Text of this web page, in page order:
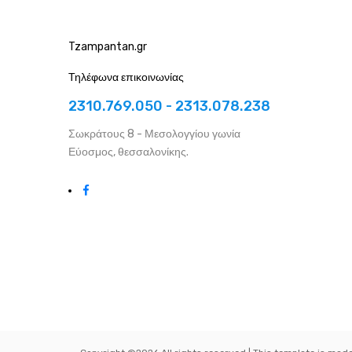
Tzampantan.gr
Τηλέφωνα επικοινωνίας
2310.769.050 - 2313.078.238
Σωκράτους 8 - Μεσολογγίου γωνία
Εύοσμος, θεσσαλονίκης.